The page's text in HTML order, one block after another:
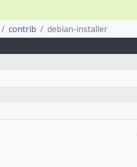
contrib
debian-installer